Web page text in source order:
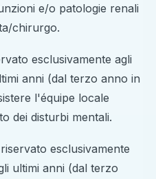
e/o patologie renali
chirurgo.
esclusivamente agli
anni (dal terzo anno in
l'équipe locale
dei disturbi mentali.
esclusivamente
ultimi anni (dal terzo